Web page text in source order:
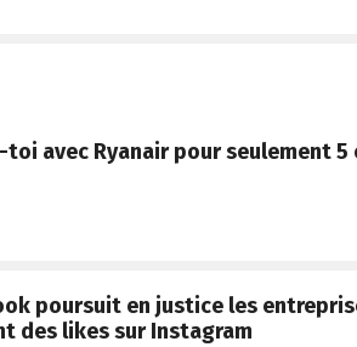
toi avec Ryanair pour seulement 5
poursuit en justice les
des likes sur Instagram